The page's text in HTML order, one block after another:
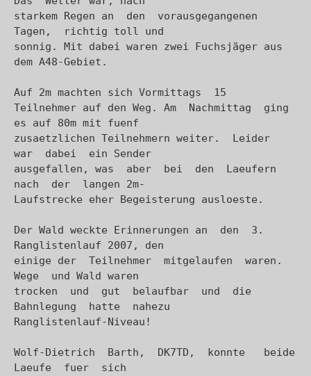
starkem Regen an  den  vorausgegangenen
Tagen,  richtig toll und
sonnig. Mit dabei waren zwei Fuchsjäger aus
dem A48-Gebiet.
Auf 2m machten sich Vormittags  15
Teilnehmer auf den Weg. Am  Nachmittag  ging
es auf 80m mit fuenf
zusaetzlichen Teilnehmern weiter.  Leider
war  dabei  ein Sender
ausgefallen, was  aber  bei  den  Laeufern
nach  der  langen 2m-
Laufstrecke eher Begeisterung ausloeste.
Der Wald weckte Erinnerungen an  den  3.
Ranglistenlauf 2007, den
einige der  Teilnehmer  mitgelaufen  waren.
Wege  und Wald waren
trocken  und  gut  belaufbar  und  die
Bahnlegung  hatte  nahezu
Ranglistenlauf-Niveau!
Wolf-Dietrich  Barth,  DK7TD,  konnte   beide
Laeufe  fuer  sich